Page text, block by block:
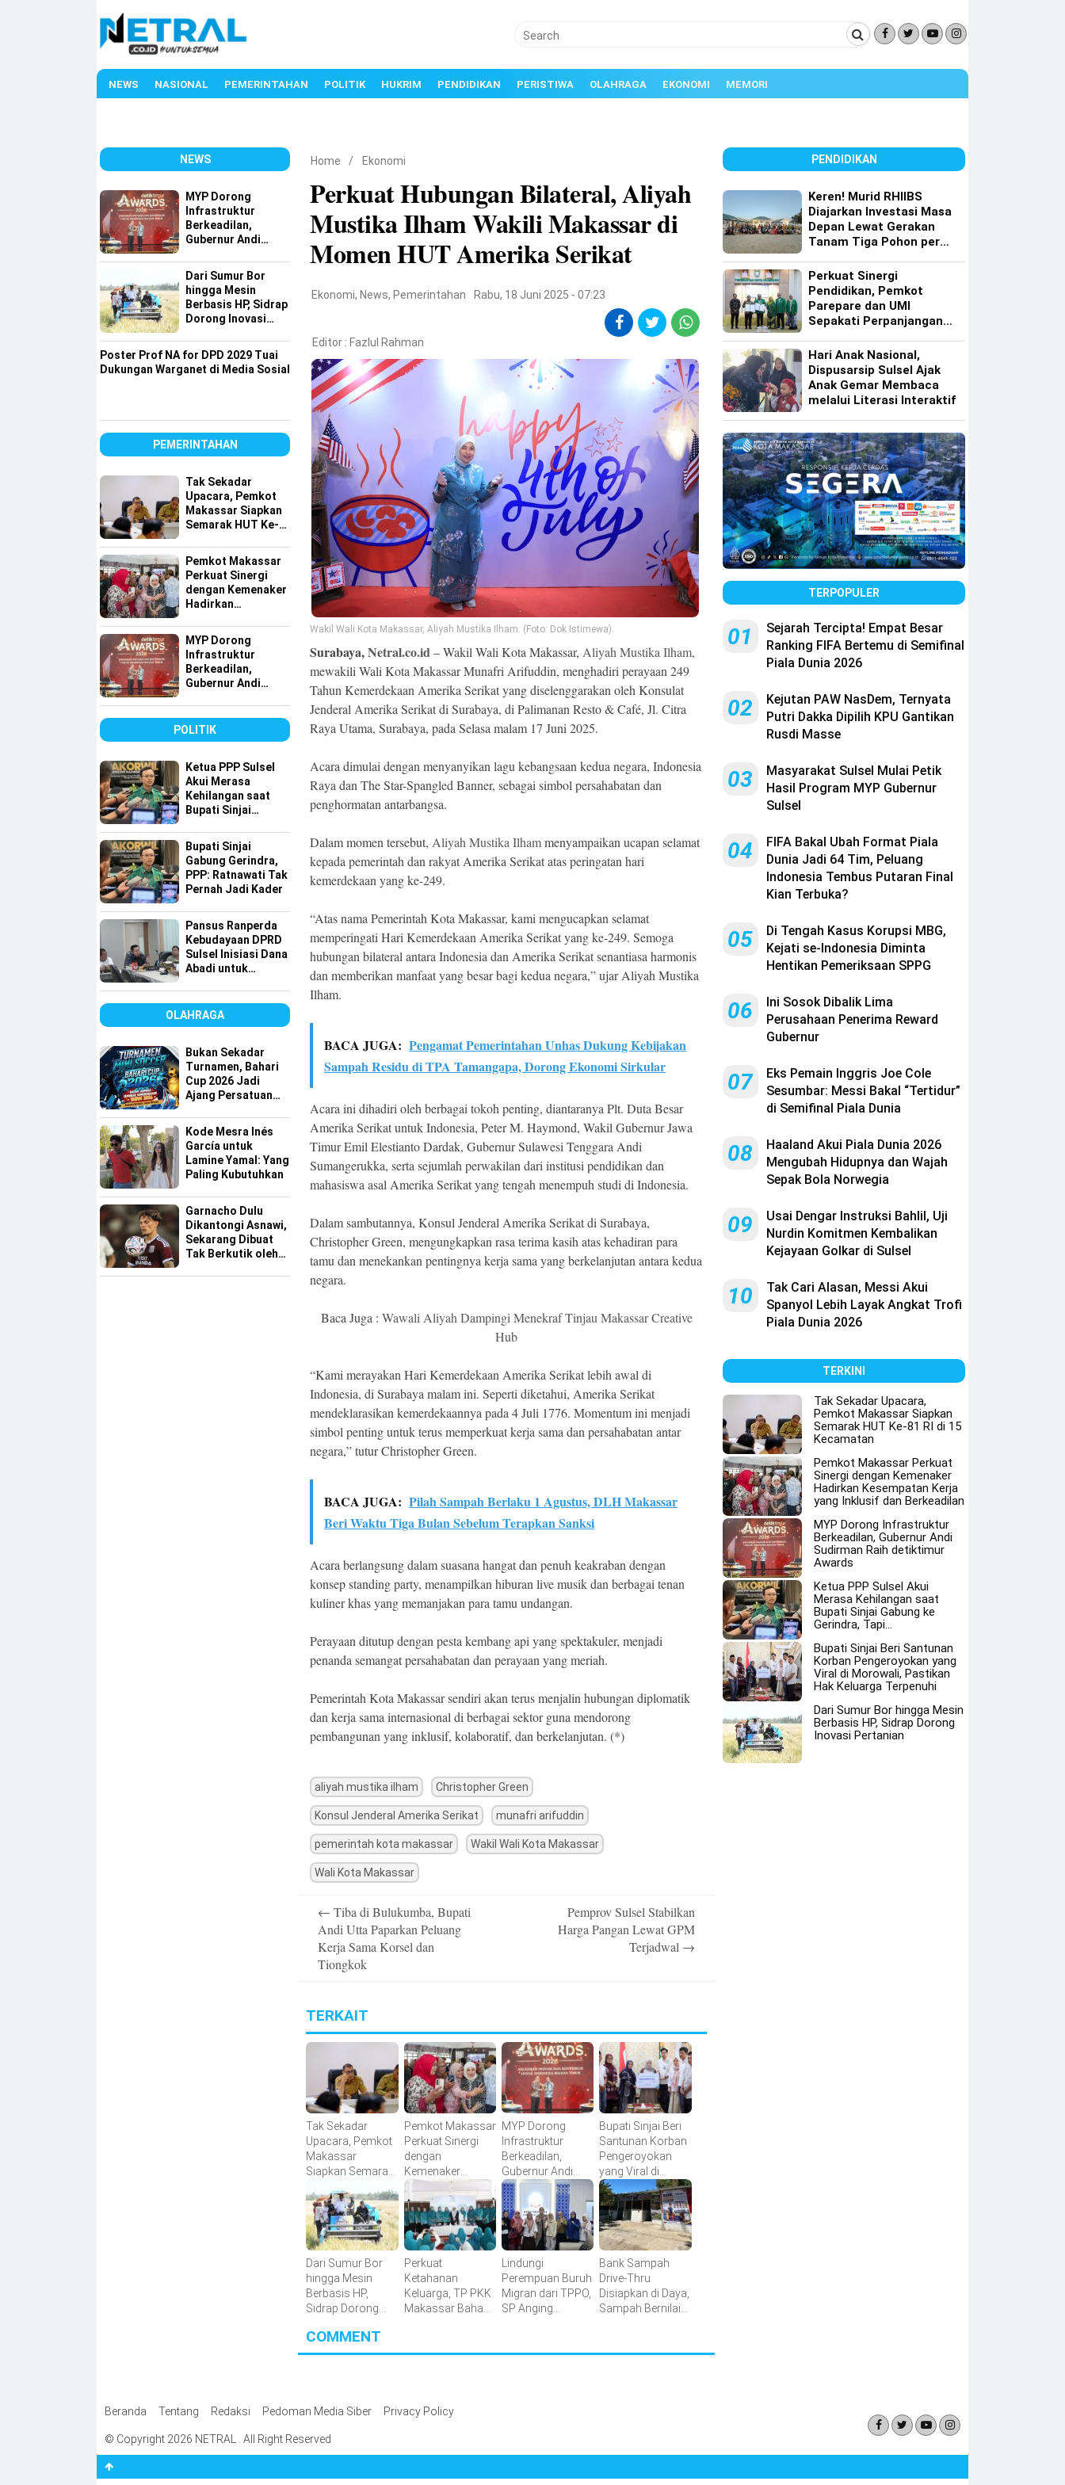
NEWS NASIONAL PEMERINTAHAN POLITIK HUKRIM PENDIDIKAN PERISTIWA OLAHRAGA EKONOMI MEMORI
NEWS
MYP Dorong
Infrastruktur
Berkeadilan,
Gubernur Andi
Dari Sumur Bor
hingga Mesin
Berbasis HP, Sidrap
Dorong Inovasi
Poster Prof NA for DPD 2029 Tuai
Dukungan Warganet di Media Sosial
PEMERINTAHAN
Tak Sekadar
Upacara, Pemkot
Makassar Siapkan
Semarak HUT Ke-
Pemkot Makassar
Perkuat Sinergi
dengan Kemenaker
Hadirkan
Berkeadilan
MYP Dorong
Infrastruktur
Berkeadilan,
Gubernur Andi
POLITIK
Ketua PPP Sulsel
Akui Merasa
Kehilangan saat
Bupati Sinjai
Bupati Sinjai
Gabung Gerindra,
PPP: Ratnawati Tak
Pernah Jadi Kader
Pansus Ranperda
Kebudayaan DPRD
Sulsel Inisiasi Dana
Abadi untuk
OLAHRAGA
Bukan Sekadar
Turnamen, Bahari
Cup 2026 Jadi
Ajang Persatuan
Sinjai
Kode Mesra Inés
García untuk
Lamine Yamal: Yang
Paling Kubutuhkan
Garnacho Dulu
Dikantongi Asnawi,
Sekarang Dibuat
Tak Berkutik oleh
Home / Ekonomi
Perkuat Hubungan Bilateral, Aliyah
Mustika Ilham Wakili Makassar di
Momen HUT Amerika Serikat
Ekonomi, News, Pemerintahan Rabu, 18 Juni 2025 - 07:23
Editor : Fazlul Rahman
Wakil Wali Kota Makassar, Aliyah Mustika Ilham. (Foto: Dok Istimewa).
Surabaya,Netral.co.id– Wakil Wali Kota Makassar, Aliyah Mustika Ilham,
mewakili Wali Kota Makassar Munafri Arifuddin, menghadiri perayaan 249
Tahun Kemerdekaan Amerika Serikat yang diselenggarakan oleh Konsulat
Jenderal Amerika Serikat di Surabaya, di Palimanan Resto & Café, Jl. Citra
Raya Utama, Surabaya, pada Selasa malam 17 Juni 2025.
Acara dimulai dengan menyanyikan lagu kebangsaan kedua negara, Indonesia
Raya dan The Star-Spangled Banner, sebagai simbol persahabatan dan
penghormatan antarbangsa.
Dalam momen tersebut, Aliyah Mustika Ilhammenyampaikan ucapan selamat
kepada pemerintah dan rakyat Amerika Serikat atas peringatan hari
kemerdekaan yang ke-249.
“Atas nama Pemerintah Kota Makassar, kami mengucapkan selamat
memperingati Hari Kemerdekaan Amerika Serikat yang ke-249. Semoga
hubungan bilateral antara Indonesia dan Amerika Serikat senantiasa harmonis
dan memberikan manfaat yang besar bagi kedua negara,” ujar Aliyah Mustika
Ilham.
BACA JUGA: Pengamat Pemerintahan Unhas Dukung Kebijakan
Sampah Residu di TPA Tamangapa, Dorong Ekonomi Sirkular
Acara ini dihadiri oleh berbagai tokoh penting, diantaranya Plt. Duta Besar
Amerika Serikat untuk Indonesia, Peter M. Haymond, Wakil Gubernur Jawa
Timur Emil Elestianto Dardak, Gubernur Sulawesi Tenggara Andi
Sumangerukka, serta sejumlah perwakilan dari institusi pendidikan dan
mahasiswa asal Amerika Serikat yang tengah menempuh studi di Indonesia.
Dalam sambutannya, Konsul Jenderal Amerika Serikat di Surabaya,
Christopher Green, mengungkapkan rasa terima kasih atas kehadiran para
tamu dan menekankan pentingnya kerja sama yang berkelanjutan antara kedua
negara.
Baca Juga : Wawali Aliyah Dampingi Menekraf Tinjau Makassar Creative
Hub
“Kami merayakan Hari Kemerdekaan Amerika Serikat lebih awal di
Indonesia, di Surabaya malam ini. Seperti diketahui, Amerika Serikat
mendeklarasikan kemerdekaannya pada 4 Juli 1776. Momentum ini menjadi
simbol penting untuk terus memperkuat kerja sama dan persahabatan antar
negara,” tutur Christopher Green.
BACA JUGA: Pilah Sampah Berlaku 1 Agustus, DLH Makassar
Beri Waktu Tiga Bulan Sebelum Terapkan Sanksi
Acara berlangsung dalam suasana hangat dan penuh keakraban dengan
konsep standing party, menampilkan hiburan live musik dan berbagai tenan
kuliner khas yang memanjakan para tamu undangan.
Perayaan ditutup dengan pesta kembang api yang spektakuler, menjadi
penanda semangat persahabatan dan perayaan yang meriah.
Pemerintah Kota Makassar sendiri akan terus menjalin hubungan diplomatik
dan kerja sama internasional di berbagai sektor guna mendorong
pembangunan yang inklusif, kolaboratif, dan berkelanjutan. (*)
aliyah mustika ilham Christopher Green
Konsul Jenderal Amerika Serikat munafri arifuddin
pemerintah kota makassar Wakil Wali Kota Makassar
Wali Kota Makassar
navigation
← Tiba di Bulukumba, Bupati
Andi Utta Paparkan Peluang
Kerja Sama Korsel dan
Tiongkok
Pemprov Sulsel Stabilkan
Harga Pangan Lewat GPM
Terjadwal →
TERKAIT
Tak Sekadar
Upacara, Pemkot
Makassar
Siapkan Semarak
Kecamatan
Pemkot Makassar
Perkuat Sinergi
dengan
Kemenaker
Hadirkan
Kesempatan Kerja
yang Inklusif dan
Berkeadilan
MYP Dorong
Infrastruktur
Berkeadilan,
Gubernur Andi
Sudirman Raih
detiktimur Awards
Bupati Sinjai Beri
Santunan Korban
Pengeroyokan
yang Viral di
Morowali,
Pastikan Hak
Keluarga
Terpenuhi
Dari Sumur Bor
hingga Mesin
Berbasis HP,
Sidrap Dorong
Perkuat
Ketahanan
Keluarga, TP PKK
Makassar Bahas
Karakter
Lindungi
Perempuan Buruh
Migran dari TPPO,
SP Anging
Bank Sampah
Drive-Thru
Disiapkan di Daya,
Sampah Bernilai
COMMENT
PENDIDIKAN
Keren! Murid RHIIBS
Diajarkan Investasi Masa
Depan Lewat Gerakan
Tanam Tiga Pohon per
Perkuat Sinergi
Pendidikan, Pemkot
Parepare dan UMI
Sepakati Perpanjangan
Perguruan Tinggi
Hari Anak Nasional,
Dispusarsip Sulsel Ajak
Anak Gemar Membaca
melalui Literasi Interaktif
TERPOPULER
01
Sejarah Tercipta! Empat Besar
Ranking FIFA Bertemu di Semifinal
Piala Dunia 2026
02
Kejutan PAW NasDem, Ternyata
Putri Dakka Dipilih KPU Gantikan
Rusdi Masse
03
Masyarakat Sulsel Mulai Petik
Hasil Program MYP Gubernur
Sulsel
04
FIFA Bakal Ubah Format Piala
Dunia Jadi 64 Tim, Peluang
Indonesia Tembus Putaran Final
Kian Terbuka?
05
Di Tengah Kasus Korupsi MBG,
Kejati se-Indonesia Diminta
Hentikan Pemeriksaan SPPG
06
Ini Sosok Dibalik Lima
Perusahaan Penerima Reward
Gubernur
07
Eks Pemain Inggris Joe Cole
Sesumbar: Messi Bakal “Tertidur”
di Semifinal Piala Dunia
08
Haaland Akui Piala Dunia 2026
Mengubah Hidupnya dan Wajah
Sepak Bola Norwegia
09
Usai Dengar Instruksi Bahlil, Uji
Nurdin Komitmen Kembalikan
Kejayaan Golkar di Sulsel
10
Tak Cari Alasan, Messi Akui
Spanyol Lebih Layak Angkat Trofi
Piala Dunia 2026
TERKINI
Tak Sekadar Upacara,
Pemkot Makassar Siapkan
Semarak HUT Ke-81 RI di 15
Kecamatan
Pemkot Makassar Perkuat
Sinergi dengan Kemenaker
Hadirkan Kesempatan Kerja
yang Inklusif dan Berkeadilan
MYP Dorong Infrastruktur
Berkeadilan, Gubernur Andi
Sudirman Raih detiktimur
Awards
Ketua PPP Sulsel Akui
Merasa Kehilangan saat
Bupati Sinjai Gabung ke
Gerindra, Tapi…
Bupati Sinjai Beri Santunan
Korban Pengeroyokan yang
Viral di Morowali, Pastikan
Hak Keluarga Terpenuhi
Dari Sumur Bor hingga Mesin
Berbasis HP, Sidrap Dorong
Inovasi Pertanian
Beranda Tentang Redaksi Pedoman Media Siber Privacy Policy
© Copyright 2026 NETRAL . All Right Reserved